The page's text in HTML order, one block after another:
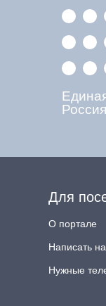
Россия
Для
О портале
Написать
Нужные